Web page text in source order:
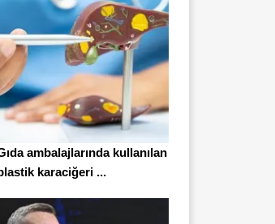
ambalajlarında kullanılan
karaciğeri ...